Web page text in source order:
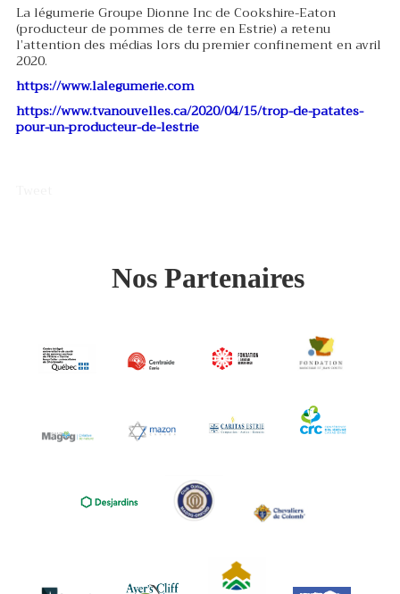
La légumerie Groupe Dionne Inc de Cookshire-Eaton
(producteur de pommes de terre en Estrie) a retenu
l’attention des médias lors du premier confinement en avril
2020.
https://www.lalegumerie.com
https://www.tvanouvelles.ca/2020/04/15/trop-de-patates-
pour-un-producteur-de-lestrie
Nos Partenaires